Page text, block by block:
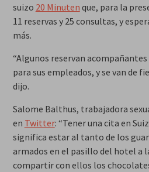
suizo 20 Minuten que, para la
11 reservas y 25 consultas, y
más.
“Algunos reservan
para sus empleados, y se van de
dijo.
Salome Balthus, trabajadora
en Twitter: “Tener una cita en
significa estar al tanto de los
armados en el pasillo del hotel a
compartir con ellos los